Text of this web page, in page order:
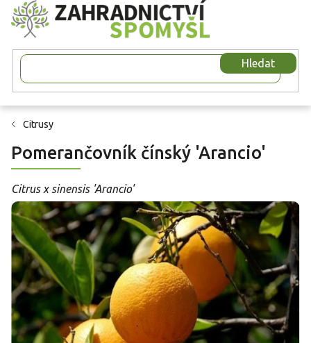
Přejít
na
obsah
Hledat
Citrusy
Pomerančovník čínský 'Arancio'
Citrus x sinensis 'Arancio'